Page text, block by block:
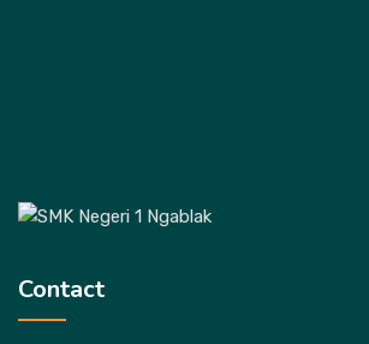
Contact